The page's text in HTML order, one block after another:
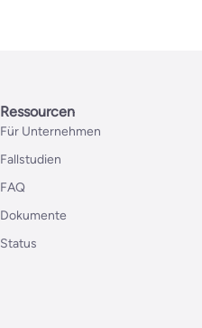
Ressourcen
Für Unternehmen
Fallstudien
FAQ
Dokumente
Status